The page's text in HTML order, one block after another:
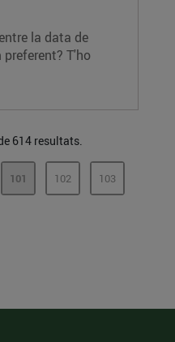
la data de
T'ho
614 resultats.
PÀGINA
101 PÀGINA
102 PÀGINA
103